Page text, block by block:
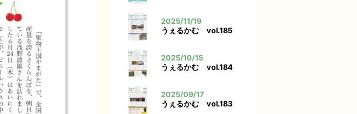
2025/11/19
うぇるかむ vol.185
2025/10/15
うぇるかむ vol.184
2025/09/17
うぇるかむ vol.183